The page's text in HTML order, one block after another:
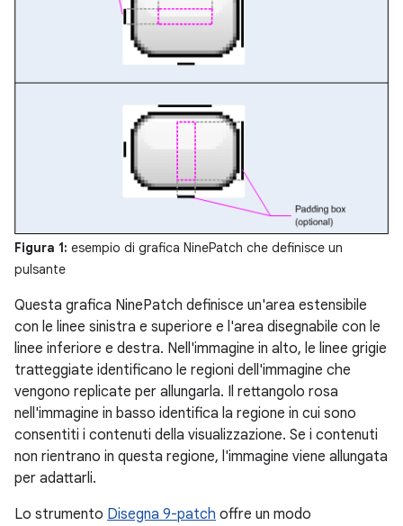
Figura 1: esempio di grafica NinePatch che definisce un
pulsante
Questa grafica NinePatch definisce un'area estensibile
con le linee sinistra e superiore e l'area disegnabile con le
linee inferiore e destra. Nell'immagine in alto, le linee grigie
tratteggiate identificano le regioni dell'immagine che
vengono replicate per allungarla. Il rettangolo rosa
nell'immagine in basso identifica la regione in cui sono
consentiti i contenuti della visualizzazione. Se i contenuti
non rientrano in questa regione, l'immagine viene allungata
per adattarli.
Lo strumento Disegna 9-patch offre un modo